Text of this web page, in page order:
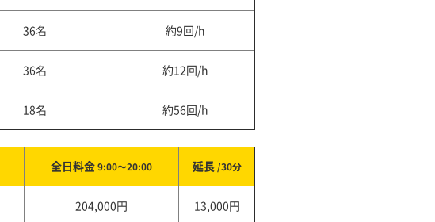
36名 約9回/h
36名 約12回/h
18名 約56回/h
全日料金9:00～20:00 延長/30分
204,000円 13,000円